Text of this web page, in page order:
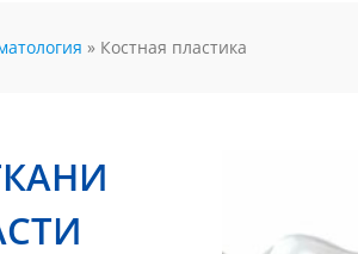
» Костная пластика